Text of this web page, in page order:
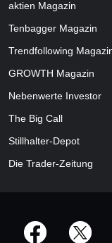
aktien Magazin
Tenbagger Magazin
Trendfollowing
GROWTH Magazin
Nebenwerte Investor
The Big Call
Stillhalter-Depot
Die Trader-Zeitung
offizielle Social